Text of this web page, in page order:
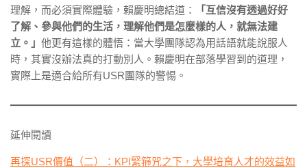
理解，而必須實際體驗，賴慶明總結道：
「互信沒有透過好好
了解、參與他們的生活，理解他們是怎麼樣的人，就無法建
立。」 他更有這樣的體悟：當大學團隊認為用話語就能說服人
時，其實沒辦法真的打動別人。賴慶明在部落學習到的道理，
實際上是適合給所有USR團隊的警惕。
延伸閱讀
再探USR價值（二）：KPI緊箍咒之下，大學培育人才的效益如